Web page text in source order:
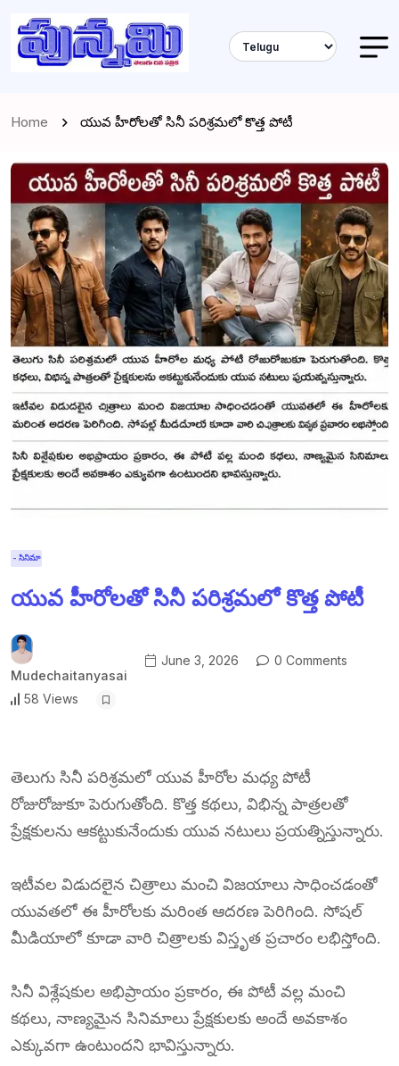
Home యువ హీరోలతో సినీ పరిశ్రమలో కొత్త పోటీ
- సినిమా
యువ హీరోలతో సినీ పరిశ్రమలో కొత్త పోటీ
Mudechaitanyasai
June 3, 2026 0 Comments
58 Views
తెలుగు సినీ పరిశ్రమలో యువ హీరోల మధ్య పోటీ
రోజురోజుకూ పెరుగుతోంది. కొత్త కథలు, విభిన్న పాత్రలతో
ప్రేక్షకులను ఆకట్టుకునేందుకు యువ నటులు ప్రయత్నిస్తున్నారు.
ఇటీవల విడుదలైన చిత్రాలు మంచి విజయాలు సాధించడంతో
యువతలో ఈ హీరోలకు మరింత ఆదరణ పెరిగింది. సోషల్
మీడియాలో కూడా వారి చిత్రాలకు విస్తృత ప్రచారం లభిస్తోంది.
సినీ విశ్లేషకుల అభిప్రాయం ప్రకారం, ఈ పోటీ వల్ల మంచి
కథలు, నాణ్యమైన సినిమాలు ప్రేక్షకులకు అందే అవకాశం
ఎక్కువగా ఉంటుందని భావిస్తున్నారు.